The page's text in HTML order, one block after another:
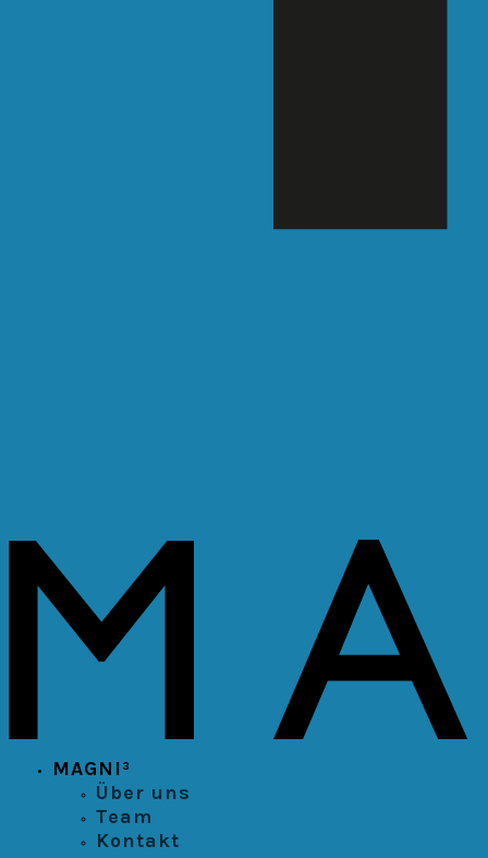
MAGNI³
Über uns
Team
Kontakt